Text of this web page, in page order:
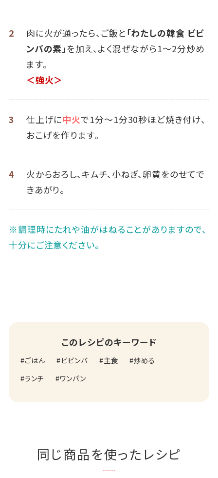
2 肉に火が通ったら、ご飯と「わたしの韓食 ビビ
ンバの素」を加え、よく混ぜながら1～2分炒め
ます。
＜強火＞
3 仕上げに中火で1分～1分30秒ほど焼き付け、
おこげを作ります。
4
火からおろし、キムチ、小ねぎ、卵黄をのせてで
きあがり。
※調理時にたれや油がはねることがありますので、
十分にご注意ください｡
このレシピのキーワード
ごはん ビビンバ 主食
炒める
ランチ
ワンパン
同じ商品を使ったレシピ